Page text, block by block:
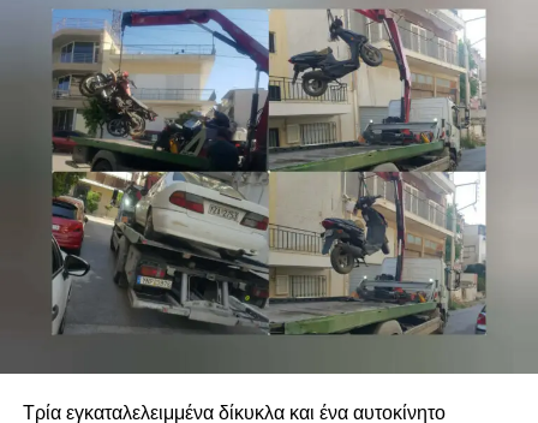
Τρία εγκαταλελειμμένα δίκυκλα και ένα αυτοκίνητο